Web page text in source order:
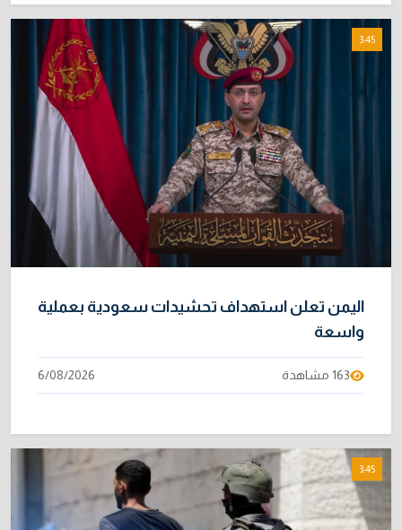
3:45
اليمن تعلن استهداف تحشيدات سعودية بعملية
واسعة
163 مشاهدة 6/08/2026
3:45